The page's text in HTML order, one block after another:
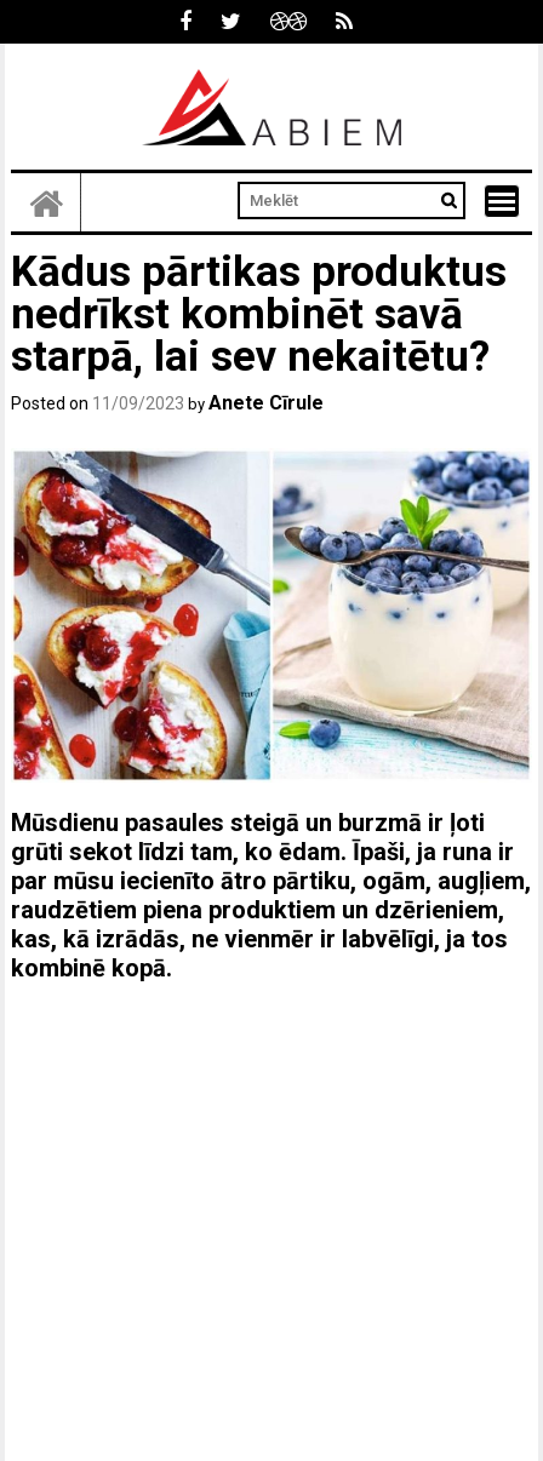
Kādus pārtikas produktus
nedrīkst kombinēt savā
starpā, lai sev nekaitētu?
Posted on 11/09/2023 byAnete Cīrule
Mūsdienu pasaules steigā un burzmā ir ļoti
grūti sekot līdzi tam, ko ēdam. Īpaši, ja runa ir
par mūsu iecienīto ātro pārtiku, ogām, augļiem,
raudzētiem piena produktiem un dzērieniem,
kas, kā izrādās, ne vienmēr ir labvēlīgi, ja tos
kombinē kopā.